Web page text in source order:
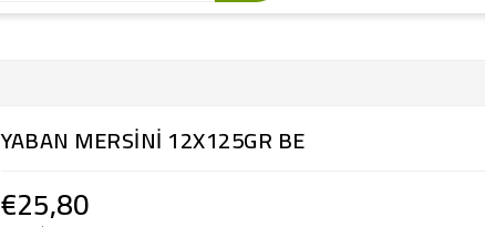
YABAN MERSİNİ 12X125GR BE
€25,80